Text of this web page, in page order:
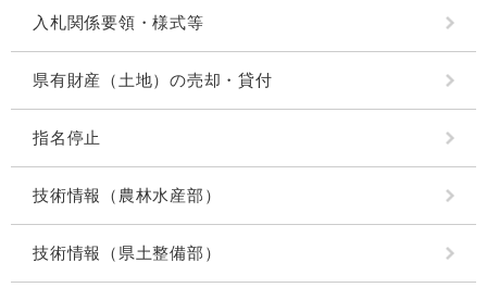
入札関係要領・様式等
県有財産（土地）の売却・貸付
指名停止
技術情報（農林水産部）
技術情報（県土整備部）